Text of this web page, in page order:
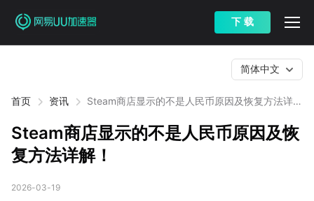
下 载
首页 资讯
Steam商店显示的不是人民币原因及恢复方法详
简体中文
Steam商店显示的不是人民币原因及恢
复方法详解！
2026-03-19